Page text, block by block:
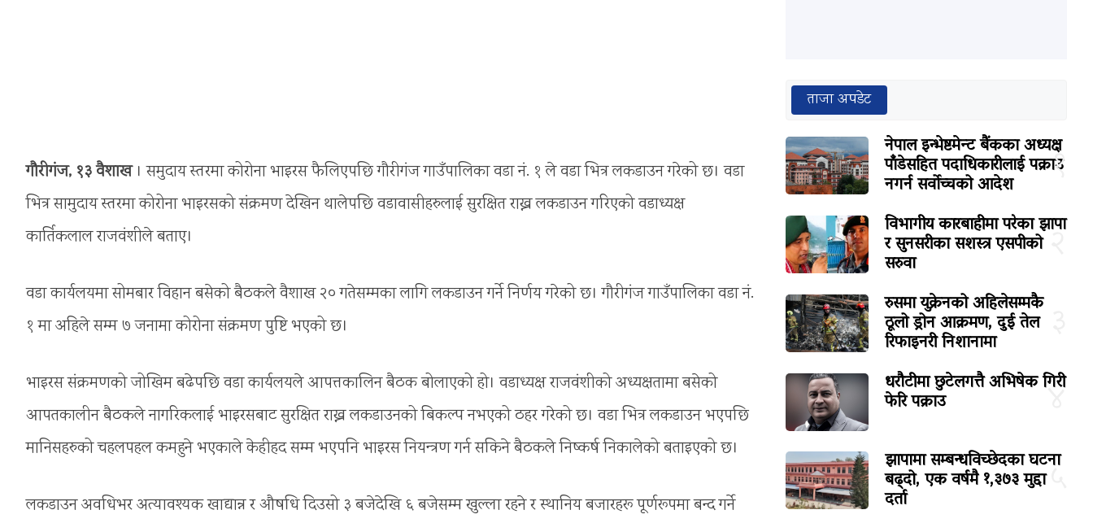
गौरीगंज, १३ वैशाख। समुदाय स्तरमा कोरोना भाइरस फैलिएपछि गौरीगंज गाउँपालिका वडा नं. १ ले वडा भित्र लकडाउन गरेको छ। वडा
भित्र सामुदाय स्तरमा कोरोना भाइरसको संक्रमण देखिन थालेपछि वडावासीहरुलाई सुरक्षित राख्न लकडाउन गरिएको वडाध्यक्ष
कार्तिकलाल राजवंशीले बताए।
वडा कार्यलयमा सोमबार विहान बसेको बैठकले वैशाख २० गतेसम्मका लागि लकडाउन गर्ने निर्णय गरेको छ। गौरीगंज गाउँपालिका वडा नं.
१ मा अहिले सम्म ७ जनामा कोरोना संक्रमण पुष्टि भएको छ।
भाइरस संक्रमणको जोखिम बढेपछि वडा कार्यलयले आपत्तकालिन बैठक बोलाएको हो। वडाध्यक्ष राजवंशीको अध्यक्षतामा बसेको
आपतकालीन बैठकले नागरिकलाई भाइरसबाट सुरक्षित राख्न लकडाउनको बिकल्प नभएको ठहर गरेको छ। वडा भित्र लकडाउन भएपछि
मानिसहरुको चहलपहल कमहुने भएकाले केहीहद सम्म भएपनि भाइरस नियन्त्रण गर्न सकिने बैठकले निष्कर्ष निकालेको बताइएको छ।
लकडाउन अवधिभर अत्यावश्यक खाद्यान्न र औषधि दिउसो ३ बजेदेखि ६ बजेसम्म खुल्ला रहने र स्थानिय बजारहरू पूर्णरूपमा बन्द गर्ने
ताजा अपडेट
१
नेपाल इन्भेष्टमेन्ट बैंकका अध्यक्ष
पाँडेसहित पदाधिकारीलाई पक्राउ
नगर्न सर्वोच्चको आदेश
२
विभागीय कारबाहीमा परेका झापा
र सुनसरीका सशस्त्र एसपीको
सरुवा
रुसमा युक्रेनको अहिलेसम्मकै
ठूलो ड्रोन आक्रमण, दुई तेल
रिफाइनरी निशानामा
४
धरौटीमा छुटेलगत्तै अभिषेक गिरी
फेरि पक्राउ
५
झापामा सम्बन्धविच्छेदका घटना
बढ्दो, एक वर्षमै १,३७३ मुद्दा
दर्ता